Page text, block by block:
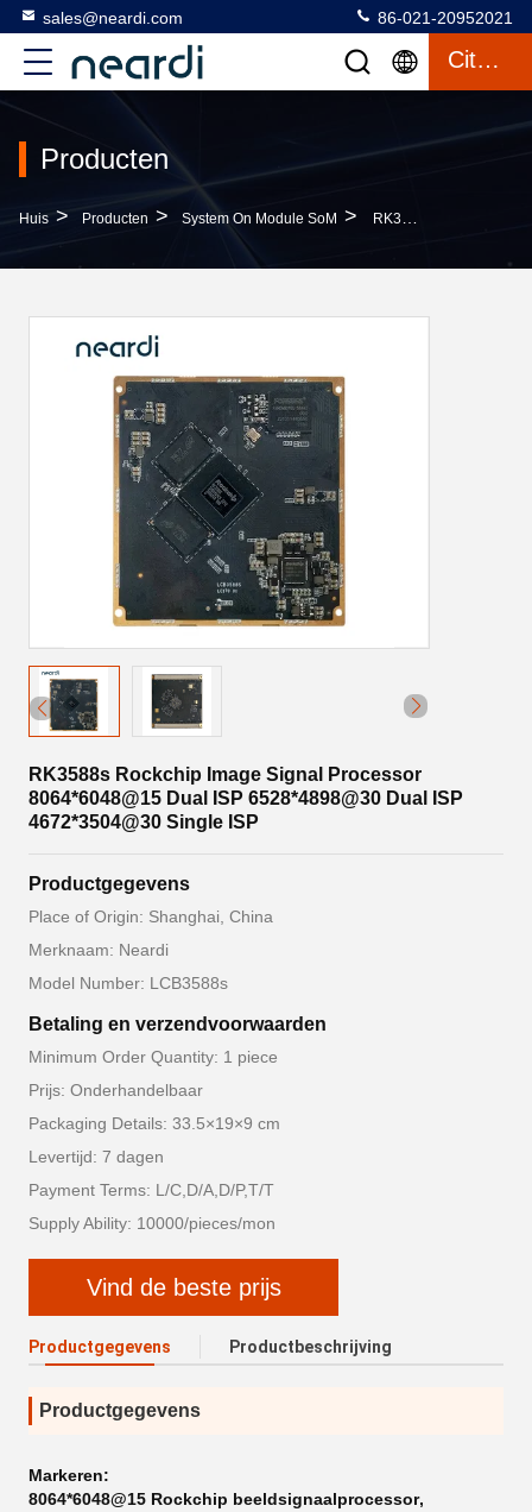
sales@neardi.com 86-021-20952021
Citaat
Producten
Huis > Producten > System On Module SoM > RK3588s Rockchip Image Signal Processor 8064*6048@15 Dual ISP 6528*4898@30 Dual ISP 4672*3504@30 Single ISP
RK3588s Rockchip Image Signal Processor
8064*6048@15 Dual ISP 6528*4898@30 Dual ISP
4672*3504@30 Single ISP
Productgegevens
Place of Origin: Shanghai, China
Merknaam: Neardi
Model Number: LCB3588s
Betaling en verzendvoorwaarden
Minimum Order Quantity: 1 piece
Prijs: Onderhandelbaar
Packaging Details: 33.5×19×9 cm
Levertijd: 7 dagen
Payment Terms: L/C,D/A,D/P,T/T
Supply Ability: 10000/pieces/mon
Vind de beste prijs
Productgegevens Productbeschrijving
Productgegevens
Markeren:
8064*6048@15 Rockchip beeldsignaalprocessor,